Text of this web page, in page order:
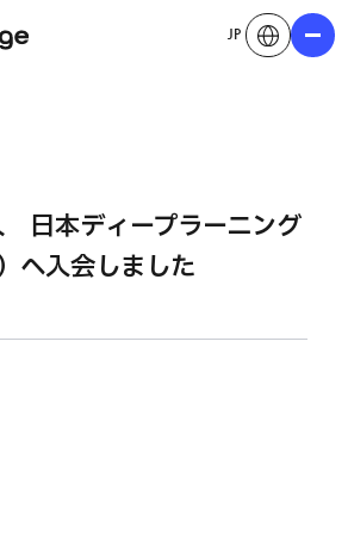
JP メニュ
日本ディープラーニング
へ入会しました